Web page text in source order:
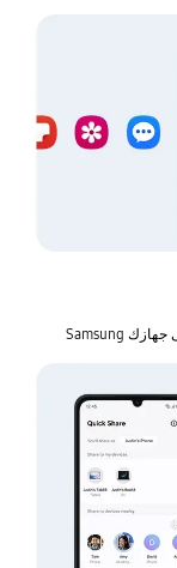
يمكنك نقل البيانات بسهولة من أجهزة مختلفة إلى جهازك Samsung